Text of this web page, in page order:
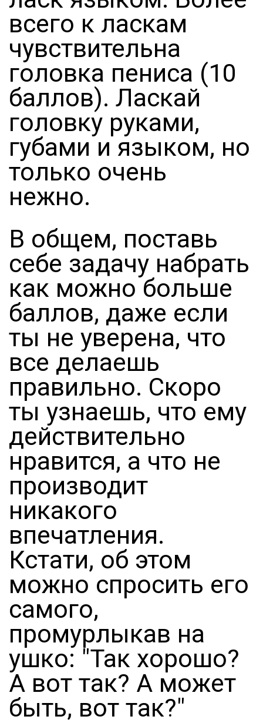
всего к ласкам
чувствительна
головка пениса (10
баллов). Ласкай
головку руками,
губами и языком, но
только очень
нежно.
В общем, поставь
себе задачу набрать
как можно больше
баллов, даже если
ты не уверена, что
все делаешь
правильно. Скоро
ты узнаешь, что ему
действительно
нравится, а что не
производит
никакого
впечатления.
Кстати, об этом
можно спросить его
самого,
промурлыкав на
ушко: "Так хорошо?
А вот так? А может
быть, вот так?"